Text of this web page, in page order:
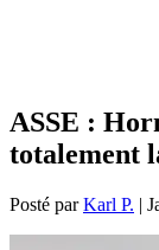
ASSE :
totalement
Posté parKarl P. |